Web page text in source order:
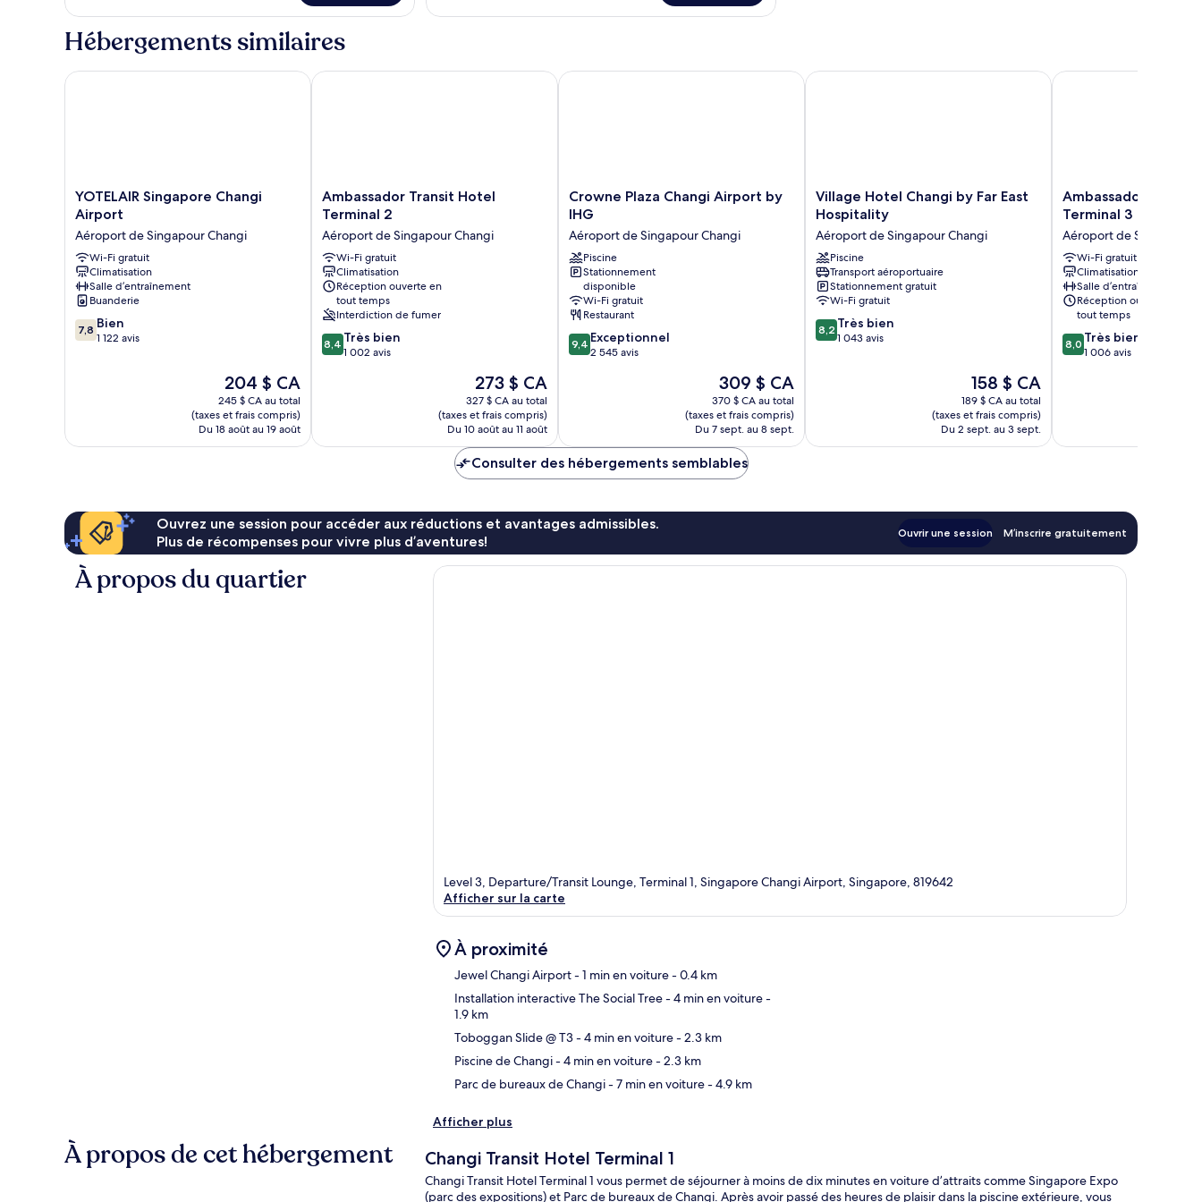
chambre :
Standard
Single
Room
-
Standard
Single
Room
6
chambre :
Room
Standard
12
Hébergements similaires
YOTELAIR
Singapore
Changi
Airport
Aéroport
de
Singapour
Changi
YOTELAIR Singapore Changi
Airport
Aéroport de Singapour Changi
Wi-Fi gratuit
Climatisation
Salle d’entraînement
Buanderie
7.8
sur
7,8 Bien
1 122 avis
Le
prix
est
de
204 $ CA
204 $ CA
245 $ CA au total
(taxes et frais compris)
Du 18 août au 19 août
YOTELAIR Singapore Changi Airport
Ambassador
Transit
Terminal
2
Aéroport
de
Singapour
Changi
Ambassador Transit Hotel
Terminal 2
Aéroport de Singapour Changi
Wi-Fi gratuit
Climatisation
Réception ouverte en
tout temps
Interdiction de fumer
8.4
sur
8,4 Très bien
1 002 avis
Le
prix
est
de
273 $ CA
273 $ CA
327 $ CA au total
(taxes et frais compris)
Du 10 août au 11 août
Ambassador Transit Hotel Terminal 2
Crowne
Plaza
Airport
by
IHG
Aéroport
de
Singapour
Changi
Crowne Plaza Changi Airport by
IHG
Aéroport de Singapour Changi
Piscine
Stationnement
disponible
Wi-Fi gratuit
Restaurant
9.4
sur
9,4 Exceptionnel
2 545 avis
Le
prix
est
de
309 $ CA
309 $ CA
370 $ CA au total
(taxes et frais compris)
Du 7 sept. au 8 sept.
Crowne Plaza Changi Airport by IHG
Village
Hotel
Changi
by
Far
East
Hospitality
Aéroport
de
Singapour
Village Hotel Changi by Far East
Hospitality
Aéroport de Singapour Changi
Piscine
Transport aéroportuaire
Stationnement gratuit
Wi-Fi gratuit
8.2
sur
8,2 Très bien
1 043 avis
Le
prix
est
de
158 $ CA
158 $ CA
189 $ CA au total
(taxes et frais compris)
Du 2 sept. au 3 sept.
Village Hotel Changi by Far East Hospitality
Ambassador
Transit
Terminal
3
Aéroport
de
Singapour
Changi
Ambassador Transit
Terminal 3
Aéroport de Singapour
Wi-Fi gratuit
Climatisation
Salle d’entraînement
Réception ouverte en
tout temps
8.0
sur
8,0 Très bien
1 006 avis
Ambassador Transit
Consulter des hébergements semblables
Ouvrez une session pour accéder aux réductions et avantages admissibles.
Plus de récompenses pour vivre plus d’aventures!
Ouvrir une session M’inscrire gratuitement
À propos du quartier
Level 3, Departure/Transit Lounge, Terminal 1, Singapore Changi Airport, Singapore, 819642
Afficher sur la carte
À proximité
Jewel Changi Airport- 1 min en voiture- 0.4 km
Installation interactive The Social Tree- 4 min en voiture-
1.9 km
Toboggan Slide @ T3- 4 min en voiture- 2.3 km
Piscine de Changi- 4 min en voiture- 2.3 km
Parc de bureaux de Changi- 7 min en voiture- 4.9 km
Afficher plus
À propos de cet hébergement Changi Transit Hotel Terminal 1
Changi Transit Hotel Terminal 1 vous permet de séjourner à moins de dix minutes en voiture d’attraits comme Singapore Expo
(parc des expositions) et Parc de bureaux de Changi. Après avoir passé des heures de plaisir dans la piscine extérieure, vous